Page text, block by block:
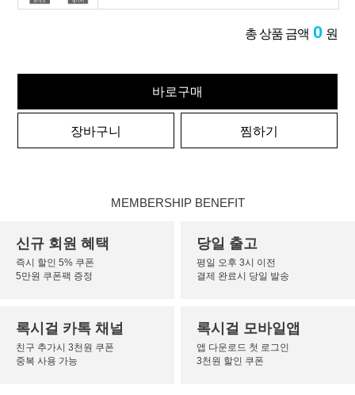
총 상품 금액 0 원
바로구매
장바구니 찜하기
MEMBERSHIP BENEFIT
신규 회원 혜택
즉시 할인 5% 쿠폰
5만원 쿠폰팩 증정
당일 출고
평일 오후 3시 이전
결제 완료시 당일 발송
록시걸 카톡 채널
친구 추가시 3천원 쿠폰
중복 사용 가능
록시걸 모바일앱
앱 다운로드 첫 로그인
3천원 할인 쿠폰